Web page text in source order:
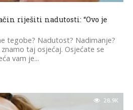
riješiti nadutosti: “Ovo je
tegobe? Nadutost? Nadimanje?
taj osjećaj. Osjećate se
vam je...
28.9K